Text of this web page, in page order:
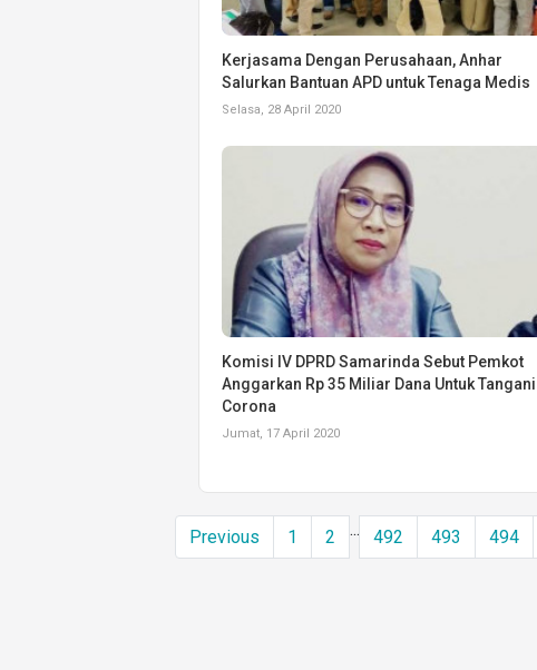
Kerjasama Dengan Perusahaan, Anhar
Salurkan Bantuan APD untuk Tenaga Medis
Selasa, 28 April 2020
Komisi IV DPRD Samarinda Sebut Pemkot
Anggarkan Rp 35 Miliar Dana Untuk Tangani
Corona
Jumat, 17 April 2020
Previous 1 2 ... 492 493 494